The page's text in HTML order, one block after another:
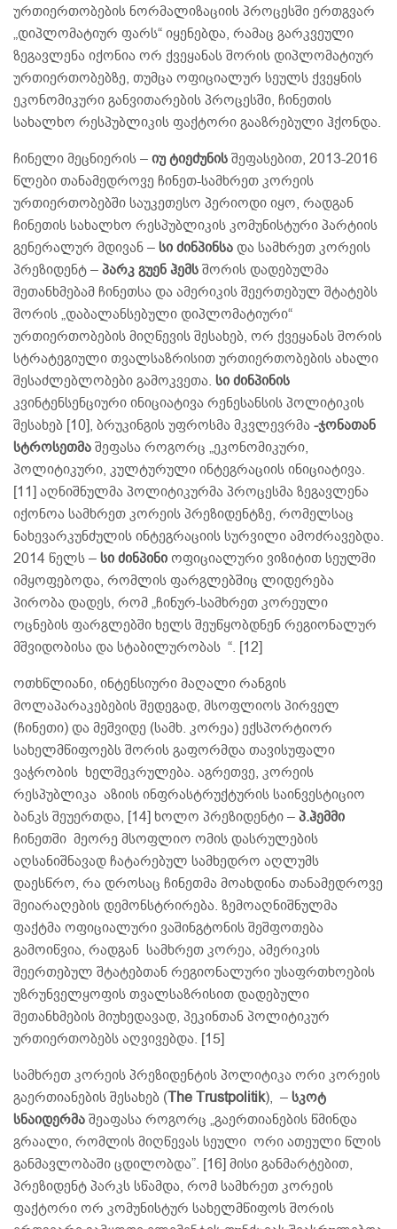
ურთიერთობების ნორმალიზაციის პროცესში ერთგვარ
„დიპლომატიურ ფარს“ იყენებდა, რამაც გარკვეული
ზეგავლენა იქონია ორ ქვეყანას შორის დიპლომატიურ
ურთიერთობებზე, თუმცა ოფიციალურ სეულს ქვეყნის
ეკონომიკური განვითარების პროცესში, ჩინეთის
სახალხო რესპუბლიკის ფაქტორი გააზრებული ჰქონდა.
ჩინელი მეცნიერის –იუ ტიეძუნისშეფასებით, 2013-2016
წლები თანამედროვე ჩინეთ-სამხრეთ კორეის
ურთიერთობებში საუკეთესო პერიოდი იყო, რადგან
ჩინეთის სახალხო რესპუბლიკის კომუნისტური პარტიის
გენერალურ მდივან –სი ძინპინსადა სამხრეთ კორეის
პრეზიდენტ –პარკ გუენ ჰემსშორის დადებულმა
შეთანხმებამ ჩინეთსა და ამერიკის შეერთებულ შტატებს
შორის „დაბალანსებული დიპლომატიური“
ურთიერთობების მიღწევის შესახებ, ორ ქვეყანას შორის
სტრატეგიული თვალსაზრისით ურთიერთობების ახალი
შესაძლებლობები გამოკვეთა. სი ძინპინის
კვინტენსენციური ინიციატივა რენესანსის პოლიტიკის
შესახებ [10], ბრუკინგის უფროსმა მკვლევრმა-ჯონათან
სტროსეთმაშეფასა როგორც „ეკონომიკური,
პოლიტიკური, კულტურული ინტეგრაციის ინიციატივა.
[11] აღნიშნულმა პოლიტიკურმა პროცესმა ზეგავლენა
იქონოა სამხრეთ კორეის პრეზიდენტზე, რომელსაც
ნახევარკუნძულის ინტეგრაციის სურვილი ამოძრავებდა.
2014 წელს –სი ძინპინიოფიციალური ვიზიტით სეულში
იმყოფებოდა, რომლის ფარგლებშიც ლიდერება
პირობა დადეს, რომ „ჩინურ-სამხრეთ კორეული
ოცნების ფარგლებში ხელს შეუწყობდნენ რეგიონალურ
მშვიდობისა და სტაბილურობას “. [12]
ოთხწლიანი, ინტენსიური მაღალი რანგის
მოლაპარაკებების შედეგად, მსოფლიოს პირველ
(ჩინეთი) და მეშვიდე (სამხ. კორეა) ექსპორტიორ
სახელმწიფოებს შორის გაფორმდა თავისუფალი
ვაჭრობის ხელშეკრულება. აგრეთვე, კორეის
რესპუბლიკა აზიის ინფრასტრუქტურის საინვესტიციო
ბანკს შეუერთდა, [14] ხოლო პრეზიდენტი –პ.ჰემმი
ჩინეთში მეორე მსოფლიო ომის დასრულების
აღსანიშნავად ჩატარებულ სამხედრო აღლუმს
დაესწრო, რა დროსაც ჩინეთმა მოახდინა თანამედროვე
შეიარაღების დემონსტრირება. ზემოაღნიშნულმა
ფაქტმა ოფიციალური ვაშინგტონის შეშფოთება
გამოიწვია, რადგან სამხრეთ კორეა, ამერიკის
შეერთებულ შტატებთან რეგიონალური უსაფრთხოების
უზრუნველყოფის თვალსაზრისით დადებული
შეთანხმების მიუხედავად, პეკინთან პოლიტიკურ
ურთიერთობებს აღვივებდა. [15]
სამხრეთ კორეის პრეზიდენტის პოლიტიკა ორი კორეის
გაერთიანების შესახებ (The Trustpolitik), –სკოტ
სნაიდერმაშეაფასა როგორც „გაერთიანების წმინდა
გრაალი, რომლის მიღწევას სეული ორი ათეული წლის
განმავლობაში ცდილობდა”. [16] მისი განმარტებით,
პრეზიდენტ პარკს სწამდა, რომ სამხრეთ კორეის
ფაქტორი ორ კომუნისტურ სახელმწიფოს შორის